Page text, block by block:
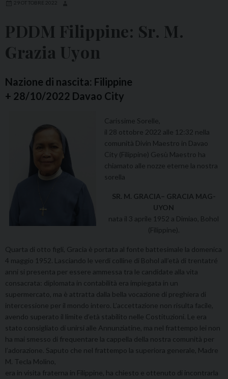
29 OTTOBRE 2022
PDDM Filippine: Sr. M.
Grazia Uyon
Nazione di nascita: Filippine
+ 28/10/2022 Davao City
Carissime Sorelle,
il 28 ottobre 2022 alle 12:32 nella
comunità Divin Maestro in Davao
City (Filippine) Gesù Maestro ha
chiamato alle nozze eterne la nostra
sorella
SR. M. GRACIA– GRACIA MAG-
UYON
nata il 3 aprile 1952 a Dimiao, Bohol
(Filippine).
Quarta di otto figli, Gracia è portata al fonte battesimale la domenica
4 maggio 1952. Lasciando le verdi colline di Bohol all’età di trentatré
anni si presenta per essere ammessa tra le candidate alla vita
consacrata: diplomata in contabilità era impiegata in un
supermercato, ma è attratta dalla bella vocazione di preghiera di
intercessione per il mondo intero. L’accettazione non risulta facile,
avendo superato il limite d’età stabilito nelle Costituzioni. Le era
stato consigliato di unirsi alle Annunziatine, ma nel frattempo lei non
ha mai smesso di frequentare la cappella della nostra comunità per
l’adorazione. Saputo che nel frattempo la superiora generale, Madre
M. Tecla Molino,
era in visita fraterna in Filippine, ha chiesto e ottenuto di incontrarla